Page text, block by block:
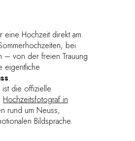
Hochzeit direkt am
bei
– von der freien Trauung
eigentliche
.
die offizielle
Hochzeitsfotograf in
rund um Neuss,
Bildsprache.